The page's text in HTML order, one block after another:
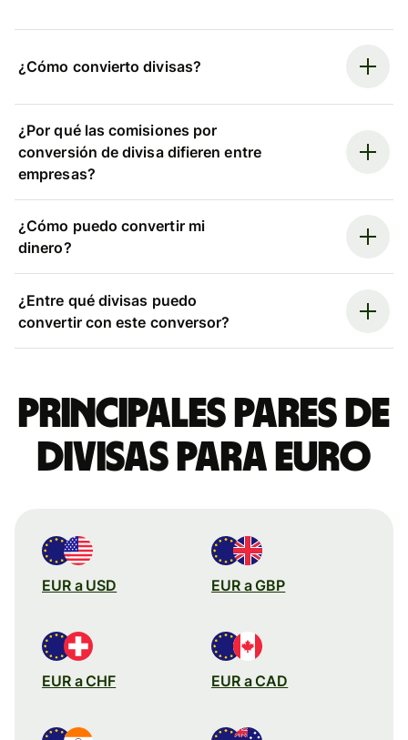
¿Cómo convierto divisas?
¿Por qué las comisiones por
conversión de divisa difieren entre
empresas?
¿Cómo puedo convertir mi
dinero?
¿Entre qué divisas puedo
convertir con este conversor?
Principales pares de
divisas para euro
EUR a USD EUR a GBP
EUR a CHF EUR a CAD